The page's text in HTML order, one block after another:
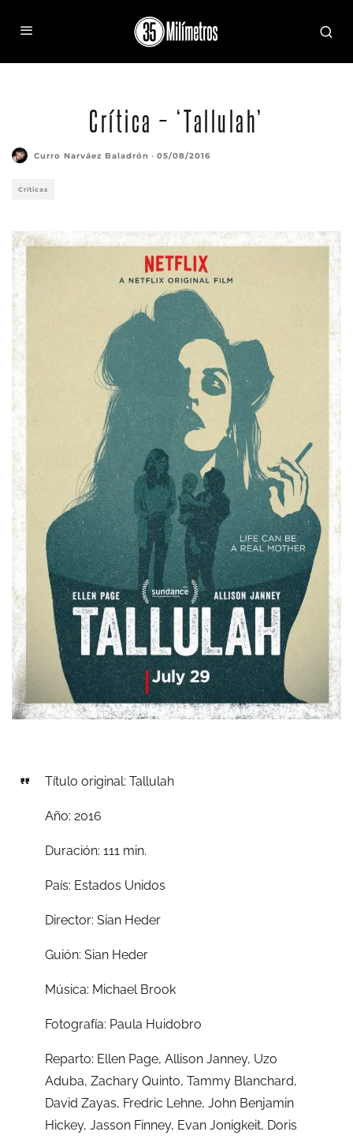
Crítica – ‘Tallulah’
Curro Narváez Baladrón · 05/08/2016
Críticas
Título original: Tallulah
Año: 2016
Duración: 111 min.
País: Estados Unidos
Director: Sian Heder
Guión: Sian Heder
Música: Michael Brook
Fotografía: Paula Huidobro
Reparto: Ellen Page, Allison Janney, Uzo
Aduba, Zachary Quinto, Tammy Blanchard,
David Zayas, Fredric Lehne, John Benjamin
Hickey, Jasson Finney, Evan Jonigkeit, Doris